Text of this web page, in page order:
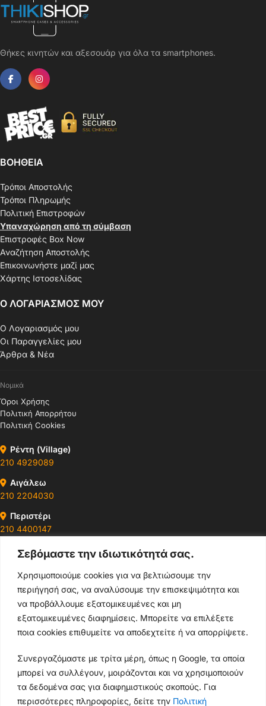
Σεβόμαστε την ιδιωτικότητά σας.
Χρησιμοποιούμε cookies για να βελτιώσουμε την
περιήγησή σας, να αναλύσουμε την επισκεψιμότητα και
να προβάλλουμε εξατομικευμένες και μη
εξατομικευμένες διαφημίσεις. Μπορείτε να επιλέξετε
ποια cookies επιθυμείτε να αποδεχτείτε ή να απορρίψετε.
Συνεργαζόμαστε με τρίτα μέρη, όπως η Google, τα οποία
μπορεί να συλλέγουν, μοιράζονται και να χρησιμοποιούν
τα δεδομένα σας για διαφημιστικούς σκοπούς. Για
περισσότερες πληροφορίες, δείτε την Πολιτική
Θήκες κινητών και αξεσουάρ για όλα τα smartphones.
ΒΟΗΘΕΙΑ
Τρόποι Αποστολής
Τρόποι Πληρωμής
Πολιτική Επιστροφών
Υπαναχώρηση από τη σύμβαση
Επιστροφές Box Now
Αναζήτηση Αποστολής
Επικοινωνήστε μαζί μας
Χάρτης Ιστοσελίδας
Ο ΛΟΓΑΡΙΑΣΜΟΣ ΜΟΥ
Ο Λογαριασμός μου
Οι Παραγγελίες μου
Άρθρα & Νέα
Νομικά
Όροι Χρήσης
Πολιτική Απορρήτου
Πολιτική Cookies
Ρέντη (Village)
210 4929089
Αιγάλεω
210 2204030
Περιστέρι
210 4400147
Ωράρια & Διευθύνσεις →
210 4929089
Κεντρικό τηλέφωνο
info@thikishop.gr
Δευ - Σάβ: 10:00 - 21:00
ΔΩΡΕΑΝ ΑΠΟΣΤΟΛΗ